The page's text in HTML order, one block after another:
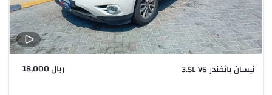
نيسان باثفندر 3.5L V6 ريال 18,000